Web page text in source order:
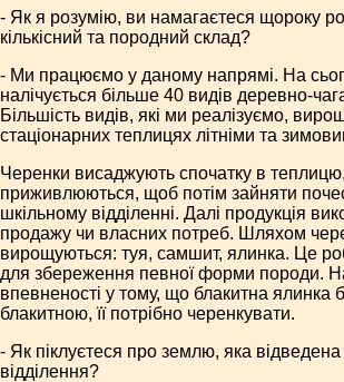
- Як я розумію, ви намагаєтеся щороку
кількісний та породний склад?
- Ми працюємо у даному напрямі. На
налічується більше 40 видів деревно-
Більшість видів, які ми реалізуємо,
стаціонарних теплицях літніми та
Черенки висаджують спочатку в
приживлюються, щоб потім зайняти
шкільному відділенні. Далі продукція
продажу чи власних потреб. Шляхом
вирощуються: туя, самшит, ялинка. Це
для збереження певної форми породи.
впевненості у тому, що блакитна ялинка
блакитною, її потрібно черенкувати.
- Як піклуєтеся про землю, яка відведена
відділення?